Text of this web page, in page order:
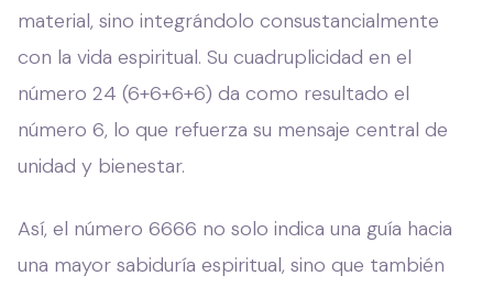
material, sino integrándolo consustancialmente
con la vida espiritual. Su cuadruplicidad en el
número 24 (6+6+6+6) da como resultado el
número 6, lo que refuerza su mensaje central de
unidad y bienestar.
Así, el número 6666 no solo indica una guía hacia
una mayor sabiduría espiritual, sino que también